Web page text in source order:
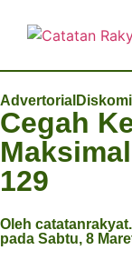
Advertorial
Cegah
129
Oleh
pada Sabtu, 8